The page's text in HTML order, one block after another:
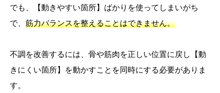
でも、【動きやすい箇所】ばかりを使ってしまいがち
で、 筋力バランスを整えることはできません。
不調を改善するには、骨や筋肉を正しい位置に戻し【動
きにくい箇所】を動かすことを同時にする必要がありま
す。